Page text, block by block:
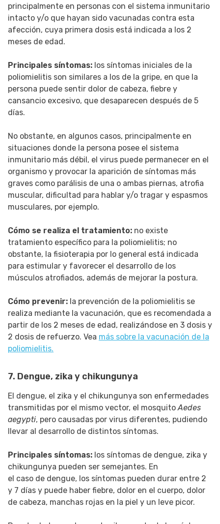
principalmente en personas con el sistema inmunitario
intacto y/o que hayan sido vacunadas contra esta
afección, cuya primera dosis está indicada a los 2
meses de edad.
Principales síntomas: los síntomas iniciales de la
poliomielitis son similares a los de la gripe, en que la
persona puede sentir dolor de cabeza, fiebre y
cansancio excesivo, que desaparecen después de 5
días.
No obstante, en algunos casos, principalmente en
situaciones donde la persona posee el sistema
inmunitario más débil, el virus puede permanecer en el
organismo y provocar la aparición de síntomas más
graves como parálisis de una o ambas piernas, atrofia
muscular, dificultad para hablar y/o tragar y espasmos
musculares, por ejemplo.
Cómo se realiza el tratamiento: no existe
tratamiento específico para la poliomielitis; no
obstante, la fisioterapia por lo general está indicada
para estimular y favorecer el desarrollo de los
músculos atrofiados, además de mejorar la postura.
Cómo prevenir: la prevención de la poliomielitis se
realiza mediante la vacunación, que es recomendada a
partir de los 2 meses de edad, realizándose en 3 dosis y
2 dosis de refuerzo. Vea más sobre la vacunación de la
poliomielitis.
7. Dengue, zika y chikungunya
El dengue, el zika y el chikungunya son enfermedades
transmitidas por el mismo vector, el mosquitoAedes
aegypti, pero causadas por virus diferentes, pudiendo
llevar al desarrollo de distintos síntomas.
Principales síntomas: los síntomas de dengue, zika y
chikungunya pueden ser semejantes. En
el caso de dengue, los síntomas pueden durar entre 2
y 7 días y puede haber fiebre, dolor en el cuerpo, dolor
de cabeza, manchas rojas en la piel y un leve picor.